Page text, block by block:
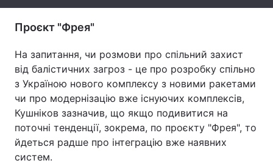
Проєкт "Фрея"
На запитання, чи розмови про спільний захист
від балістичних загроз - це про розробку спільно
з Україною нового комплексу з новими ракетами
чи про модернізацію вже існуючих комплексів,
Кушніков зазначив, що якщо подивитися на
поточні тенденції, зокрема, по проєкту "Фрея", то
йдеться радше про інтеграцію вже наявних
систем.